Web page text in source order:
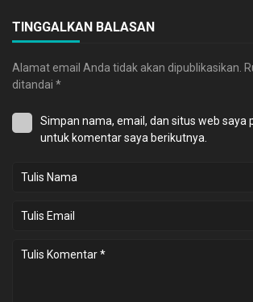
TINGGALKAN BALASAN
Alamat email Anda tidak akan dipublikasikan.
ditandai *
Simpan nama, email, dan situs web saya
untuk komentar saya berikutnya.